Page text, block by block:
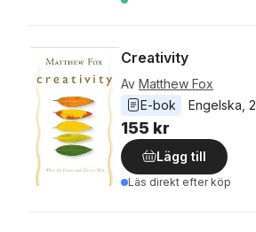
Creativity
Av Matthew Fox
E-bok
Engelska
155 kr
Lägg till
Läs direkt efter köp